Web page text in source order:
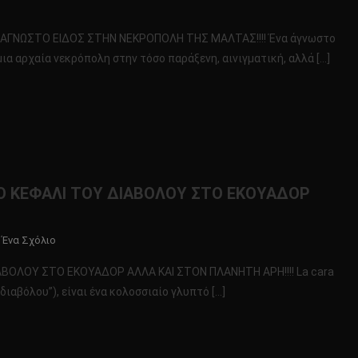
ΕΙΔΟΣ ΣΤΗΝ ΝΕΚΡΟΠΟΛΗ ΤΗΣ ΜΑΛΤΑΣ!!!! Ένα άγνωστο
αρχαία νεκρόπολη στην τόσο παράξενη, αινιγματική, αλλά […]
ΤΟΥ ΔΙΑΒΟΛΟΥ ΣΤΟ ΕΚΟΥΑΔΟΡ
Σχόλιο
ΠΡΩΤΗ
ΠΑΝΕΛΛΗΝΙΑ
ΣΤΟ ΕΚΟΥΑΔΟΡ ΑΛΛΑ ΚΑΙ ΣΤΟΝ ΠΛΑΝΗΤΗ ΑΡΗ!!!! La cara
είναι ένα κολοσσιαίο γλυπτό […]